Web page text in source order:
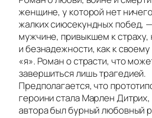
женщине, у которой нет
жалких сиюсекундных побед,
мужчине, привыкшем к страху,
и безнадежности, как к
«я». Роман о страсти, что
завершиться лишь трагедией.
Предполагается, что
героини стала Марлен Дитрих,
автора был бурный любовный